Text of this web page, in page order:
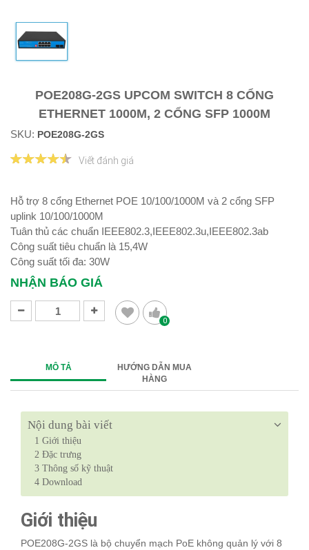
POE208G-2GS UPCOM SWITCH 8 CỔNG
ETHERNET 1000M, 2 CỔNG SFP 1000M
SKU: POE208G-2GS
Viết đánh giá
Hỗ trợ 8 cổng Ethernet POE 10/100/1000M và 2 cổng SFP
uplink 10/100/1000M
Tuân thủ các chuẩn IEEE802.3,IEEE802.3u,IEEE802.3ab
Công suất tiêu chuẩn là 15,4W
Công suất tối đa: 30W
NHẬN BÁO GIÁ
0
MÔ TẢ
HƯỚNG DẪN MUA
HÀNG
Nội dung bài viết
1 Giới thiệu
2 Đặc trưng
3 Thông số kỹ thuật
4 Download
Giới thiệu
POE208G-2GS là bộ chuyển mạch PoE không quản lý với 8